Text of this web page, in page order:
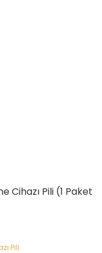
Cihazı Pili (1 Paket
Pili